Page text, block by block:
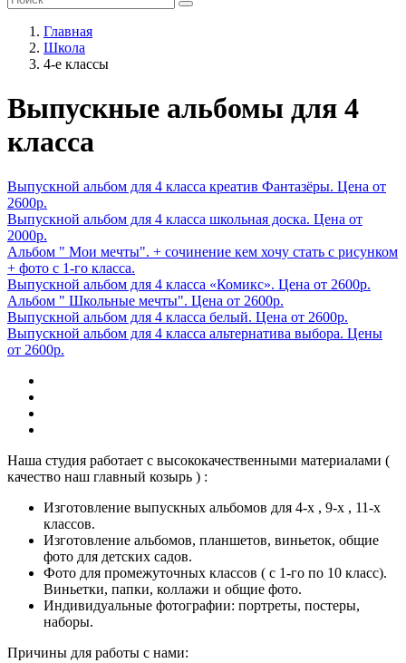
Главная
Школа
4-е классы
Выпускные альбомы для 4
класса
Выпускной альбом для 4 класса креатив Фантазёры. Цена от
2600р.
Выпускной альбом для 4 класса школьная доска. Цена от
2000р.
Альбом " Мои мечты". + сочинение кем хочу стать с рисунком
+ фото с 1-го класса.
Выпускной альбом для 4 класса «Комикс». Цена от 2600р.
Альбом " Школьные мечты". Цена от 2600р.
Выпускной альбом для 4 класса белый. Цена от 2600р.
Выпускной альбом для 4 класса альтернатива выбора. Цены
от 2600р.
Наша студия работает с высококачественными материалами (
качество наш главный козырь ) :
Изготовление выпускных альбомов для 4-х , 9-х , 11-х
классов.
Изготовление альбомов, планшетов, виньеток, общие
фото для детских садов.
Фото для промежуточных классов ( с 1-го по 10 класс).
Виньетки, папки, коллажи и общие фото.
Индивидуальные фотографии: портреты, постеры,
наборы.
Причины для работы с нами: